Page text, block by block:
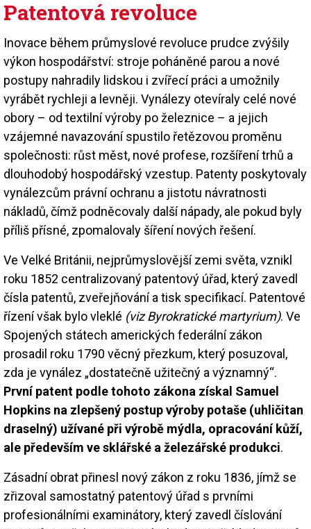
Patentová revoluce
Inovace během průmyslové revoluce prudce zvýšily
výkon hospodářství: stroje poháněné parou a nové
postupy nahradily lidskou i zvířecí práci a umožnily
vyrábět rychleji a levněji. Vynálezy otevíraly celé nové
obory – od textilní výroby po železnice – a jejich
vzájemné navazování spustilo řetězovou proměnu
společnosti: růst měst, nové profese, rozšíření trhů a
dlouhodobý hospodářský vzestup. Patenty poskytovaly
vynálezcům právní ochranu a jistotu návratnosti
nákladů, čímž podněcovaly další nápady, ale pokud byly
příliš přísné, zpomalovaly šíření nových řešení.
Ve Velké Británii, nejprůmyslovější zemi světa, vznikl
roku 1852 centralizovaný patentový úřad, který zavedl
čísla patentů, zveřejňování a tisk specifikací. Patentové
řízení však bylo vleklé (viz Byrokratické martyrium). Ve
Spojených státech amerických federální zákon
prosadil roku 1790 věcný přezkum, který posuzoval,
zda je vynález „dostatečně užitečný a významný“.
První patent podle tohoto zákona získal Samuel
Hopkins na zlepšený postup výroby potaše (uhličitan
draselný) užívané při výrobě mýdla, opracování kůží,
ale především ve sklářské a železářské produkci.
Zásadní obrat přinesl nový zákon z roku 1836, jímž se
zřizoval samostatný patentový úřad s prvními
profesionálními examinátory, který zavedl číslování